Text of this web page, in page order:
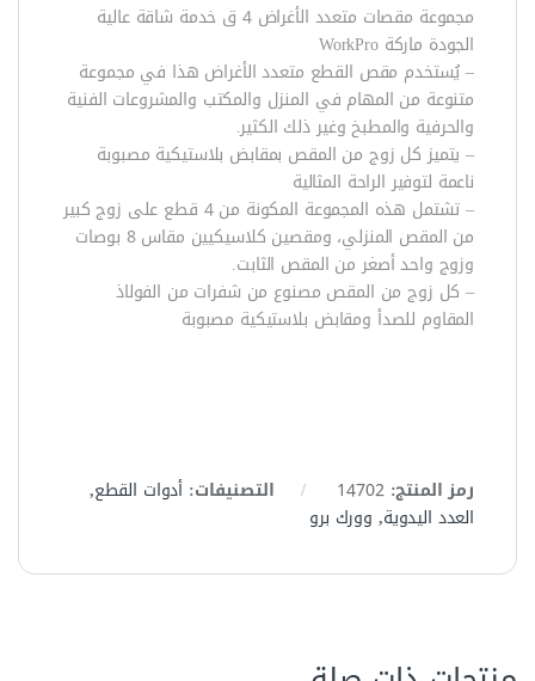
مجموعة مقصات متعدد الأغراض 4 ق خدمة شاقة عالية
الجودة ماركة WorkPro
– يُستخدم مقص القطع متعدد الأغراض هذا في مجموعة
متنوعة من المهام في المنزل والمكتب والمشروعات الفنية
والحرفية والمطبخ وغير ذلك الكثير.
– يتميز كل زوج من المقص بمقابض بلاستيكية مصبوبة
ناعمة لتوفير الراحة المثالية
– تشتمل هذه المجموعة المكونة من 4 قطع على زوج كبير
من المقص المنزلي، ومقصين كلاسيكيين مقاس 8 بوصات
وزوج واحد أصغر من المقص الثابت.
– كل زوج من المقص مصنوع من شفرات من الفولاذ
المقاوم للصدأ ومقابض بلاستيكية مصبوبة
رمز المنتج:14702 التصنيفات: أدوات القطع,
العدد اليدوية, وورك برو